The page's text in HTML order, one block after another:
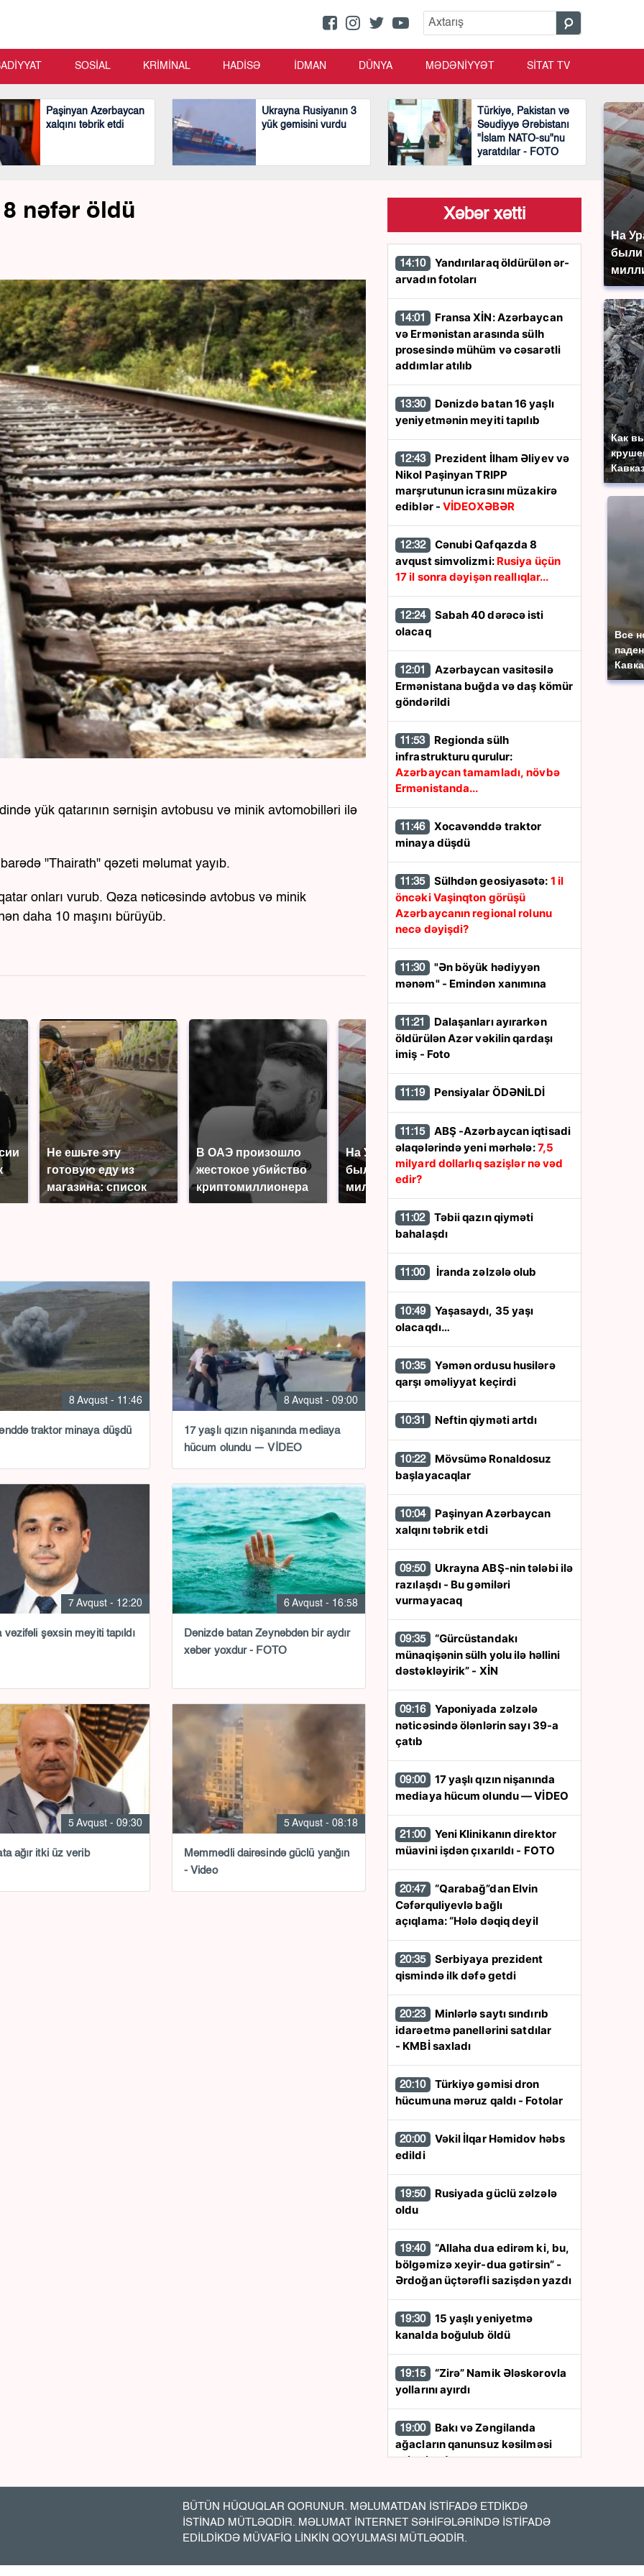
На
были
Как
Все
SOSİAL KRİMİNAL HADİSƏ İDMAN DÜNYA MƏDƏNİYYƏT SİTAT TV
Paşinyan Azərbaycan
xalqını təbrik etdi
Ukrayna Rusiyanın 3
yük gəmisini vurdu
Türkiyə, Pakistan və
Səudiyyə Ərəbistanı
"İslam NATO-su"nu
yaratdılar - FOTO
nəfər öldü
yük qatarının sərnişin avtobusu və minik avtomobilləri ilə
"Thairath" qəzeti məlumat yayıb.
onları vurub. Qəza nəticəsində avtobus və minik
daha 10 maşını bürüyüb.
Не ешьте эту
готовую еду из
магазина: список
В ОАЭ произошло
жестокое убийство
криптомиллионера
На Урале из казны
были украдены 18
миллионов рублей
Как выглядит место
крушение вертолета на
8 Avqust - 11:46
traktor minaya düşdü
8 Avqust - 09:00
17 yaşlı qızın nişanında mediaya
hücum olundu — VİDEO
7 Avqust - 12:20
vəzifəli şəxsin meyiti tapıldı
6 Avqust - 16:58
Dənizdə batan Zeynəbdən bir aydır
xəbər yoxdur - FOTO
5 Avqust - 09:30
ağır itki üz verib
5 Avqust - 08:18
Məmmədli dairəsində güclü yanğın
- Video
Xəbər xətti
14:10
arvadın fotoları
14:01
və Ermənistan arasında sülh
prosesində mühüm və cəsarətli
addımlar atılıb
13:30
yeniyetmənin meyiti tapılıb
12:43
Nikol Paşinyan TRIPP
marşrutunun icrasını müzakirə
ediblər - VİDEOXƏBƏR
12:32
avqust simvolizmi: Rusiya üçün
17 il sonra dəyişən reallıqlar...
12:24
olacaq
12:01
Ermənistana buğda və daş kömür
göndərildi
11:53
infrastrukturu qurulur:
Azərbaycan tamamladı, növbə
Ermənistanda...
11:46
minaya düşdü
11:35 Sülhdən geosiyasətə: 1 il
öncəki Vaşinqton görüşü
Azərbaycanın regional rolunu
necə dəyişdi?
11:30
mənəm" - Emindən xanımına
11:21
öldürülən Azər vəkilin qardaşı
imiş - Foto
11:19 Pensiyalar ÖDƏNİLDİ
11:15
əlaqələrində yeni mərhələ:7,5
milyard dollarlıq sazişlər nə vəd
edir?
11:02
bahalaşdı
11:00 İranda zəlzələ olub
10:49
olacaqdı…
10:35
qarşı əməliyyat keçirdi
10:31 Neftin qiyməti artdı
10:22
başlayacaqlar
10:04
xalqını təbrik etdi
09:50
razılaşdı - Bu gəmiləri
vurmayacaq
09:35
münaqişənin sülh yolu ilə həllini
dəstəkləyirik” - XİN
09:16
nəticəsində ölənlərin sayı 39-a
çatıb
09:00
mediaya hücum olundu — VİDEO
21:00
müavini işdən çıxarıldı - FOTO
20:47
Cəfərquliyevlə bağlı
açıqlama: “Hələ dəqiq deyil
20:35
qismində ilk dəfə getdi
20:23
idarəetmə panellərini satdılar
- KMBİ saxladı
20:10
hücumuna məruz qaldı - Fotolar
20:00
edildi
19:50
oldu
19:40
bölgəmizə xeyir-dua gətirsin” -
Ərdoğan üçtərəfli sazişdən yazdı
19:30
kanalda boğulub öldü
19:15
yollarını ayırdı
19:00
ağacların qanunsuz kəsilməsi
aşkarlandı
yə qoşula bilər
Xamenei ilə bağlı növbəti iddia
BÜTÜN HÜQUQLAR QORUNUR. MƏLUMATDAN İSTİFADƏ ETDİKDƏ
İSTİNAD MÜTLƏQDİR. MƏLUMAT İNTERNET SƏHİFƏLƏRİNDƏ İSTİFADƏ
EDİLDİKDƏ MÜVAFİQ LİNKİN QOYULMASI MÜTLƏQDİR.